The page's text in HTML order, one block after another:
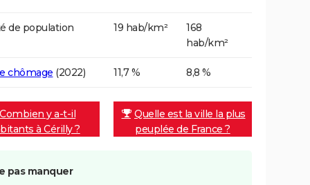
de population 19 hab/km²
168
hab/km²
chômage (2022) 11,7 % 8,8 %
Combien y a-t-il
à Cérilly ?
Quelle est la ville la plus
peuplée de France ?
pas manquer